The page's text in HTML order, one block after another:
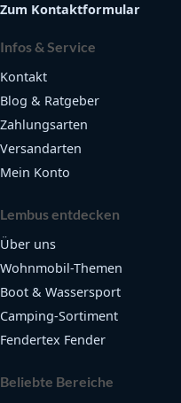
Zum Kontaktformular
Infos & Service
Kontakt
Blog & Ratgeber
Zahlungsarten
Versandarten
Mein Konto
Lembus entdecken
Über uns
Wohnmobil-Themen
Boot & Wassersport
Camping-Sortiment
Fendertex Fender
Beliebte Bereiche